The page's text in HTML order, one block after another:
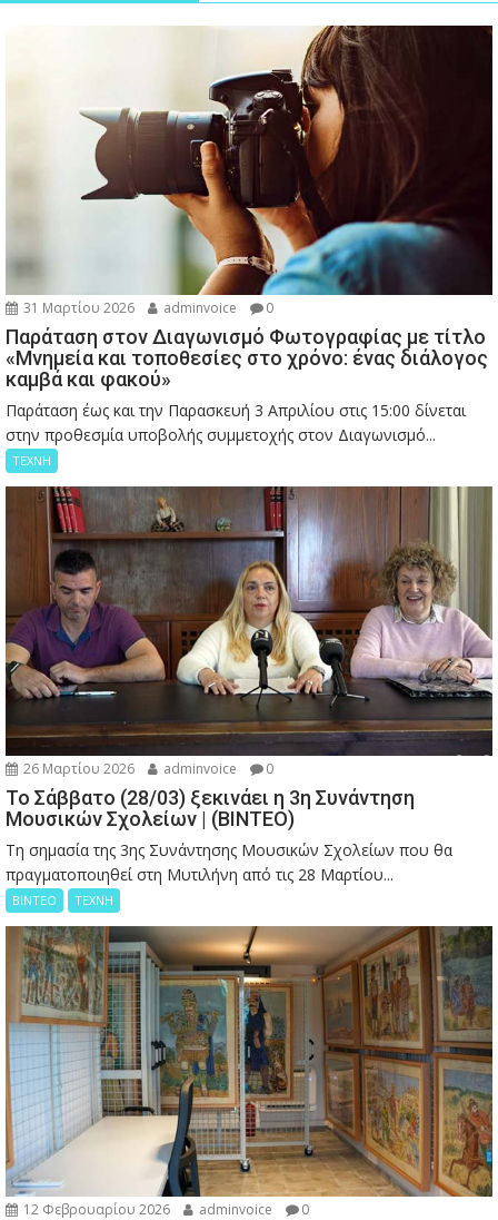
31 Μαρτίου 2026 adminvoice 0
Παράταση στον Διαγωνισμό Φωτογραφίας με τίτλο
«Μνημεία και τοποθεσίες στο χρόνο: ένας διάλογος
καμβά και φακού»
Παράταση έως και την Παρασκευή 3 Απριλίου στις 15:00 δίνεται
στην προθεσμία υποβολής συμμετοχής στον Διαγωνισμό...
ΤΕΧΝΗ
26 Μαρτίου 2026 adminvoice 0
Το Σάββατο (28/03) ξεκινάει η 3η Συνάντηση
Μουσικών Σχολείων | (ΒΙΝΤΕΟ)
Τη σημασία της 3ης Συνάντησης Μουσικών Σχολείων που θα
πραγματοποιηθεί στη Μυτιλήνη από τις 28 Μαρτίου...
ΒΙΝΤΕΟ ΤΕΧΝΗ
12 Φεβρουαρίου 2026 adminvoice 0